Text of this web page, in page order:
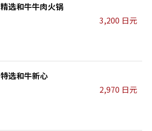
精选和牛牛肉火锅
3,200 日元
特选和牛新心
2,970 日元